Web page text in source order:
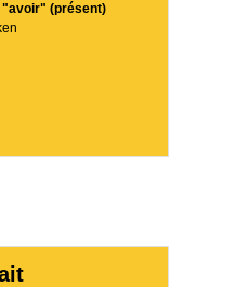
"avoir" (présent)